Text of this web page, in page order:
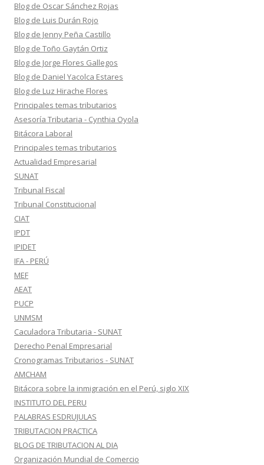
Blog de Oscar Sánchez Rojas
Blog de Luis Durán Rojo
Blog de Jenny Peña Castillo
Blog de Toño Gaytán Ortiz
Blog de Jorge Flores Gallegos
Blog de Daniel Yacolca Estares
Blog de Luz Hirache Flores
Principales temas tributarios
Asesoría Tributaria - Cynthia Oyola
Bitácora Laboral
Principales temas tributarios
Actualidad Empresarial
SUNAT
Tribunal Fiscal
Tribunal Constitucional
CIAT
IPDT
IPIDET
IFA - PERÚ
MEF
AEAT
PUCP
UNMSM
Caculadora Tributaria - SUNAT
Derecho Penal Empresarial
Cronogramas Tributarios - SUNAT
AMCHAM
Bitácora sobre la inmigración en el Perú, siglo XIX
INSTITUTO DEL PERU
PALABRAS ESDRUJULAS
TRIBUTACION PRACTICA
BLOG DE TRIBUTACION AL DIA
Organización Mundial de Comercio